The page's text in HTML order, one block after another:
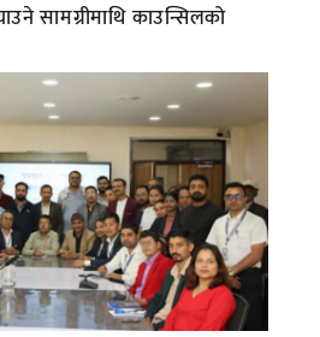
सामग्रीमाथि काउन्सिलको